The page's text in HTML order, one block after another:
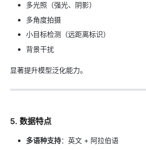
多光照（强光、阴影）
多角度拍摄
小目标检测（远距离标识）
背景干扰
显著提升模型泛化能力。
5. 数据特点
多语种支持：英文 + 阿拉伯语